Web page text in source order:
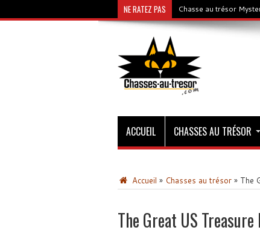
NE RATEZ PAS Chasse au trésor
ACCUEIL CHASSES AU TRÉSOR
Accueil » Chasses au trésor » The
The Great US